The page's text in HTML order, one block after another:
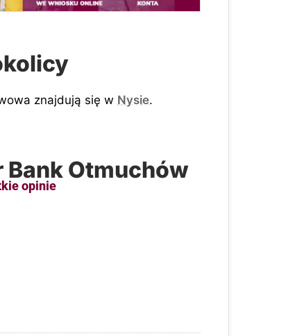
znajdują się w Nysie.
Otmuchów
opinie